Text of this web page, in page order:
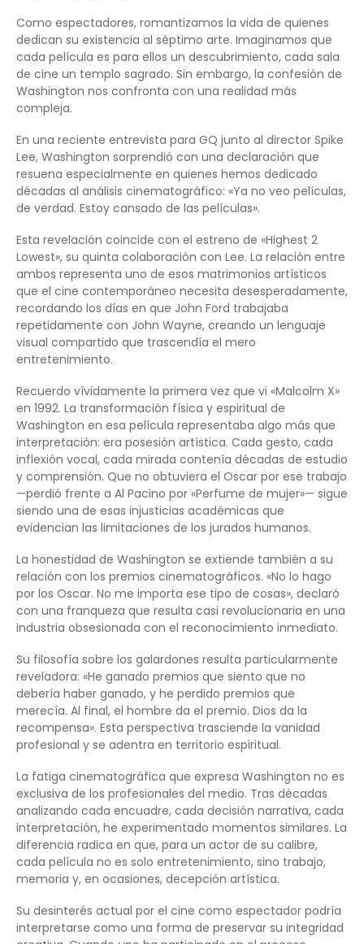
Como espectadores, romantizamos la vida de quienes
dedican su existencia al séptimo arte. Imaginamos que
cada película es para ellos un descubrimiento, cada sala
de cine un templo sagrado. Sin embargo, la confesión de
Washington nos confronta con una realidad más
compleja.
En una reciente entrevista para GQ junto al director Spike
Lee, Washington sorprendió con una declaración que
resuena especialmente en quienes hemos dedicado
décadas al análisis cinematográfico: «Ya no veo películas,
de verdad. Estoy cansado de las películas».
Esta revelación coincide con el estreno de «Highest 2
Lowest», su quinta colaboración con Lee. La relación entre
ambos representa uno de esos matrimonios artísticos
que el cine contemporáneo necesita desesperadamente,
recordando los días en que John Ford trabajaba
repetidamente con John Wayne, creando un lenguaje
visual compartido que trascendía el mero
entretenimiento.
Recuerdo vívidamente la primera vez que vi «Malcolm X»
en 1992. La transformación física y espiritual de
Washington en esa película representaba algo más que
interpretación: era posesión artística. Cada gesto, cada
inflexión vocal, cada mirada contenía décadas de estudio
y comprensión. Que no obtuviera el Oscar por ese trabajo
—perdió frente a Al Pacino por «Perfume de mujer»— sigue
siendo una de esas injusticias académicas que
evidencian las limitaciones de los jurados humanos.
La honestidad de Washington se extiende también a su
relación con los premios cinematográficos. «No lo hago
por los Oscar. No me importa ese tipo de cosas», declaró
con una franqueza que resulta casi revolucionaria en una
industria obsesionada con el reconocimiento inmediato.
Su filosofía sobre los galardones resulta particularmente
reveladora: «He ganado premios que siento que no
debería haber ganado, y he perdido premios que
merecía. Al final, el hombre da el premio. Dios da la
recompensa». Esta perspectiva trasciende la vanidad
profesional y se adentra en territorio espiritual.
La fatiga cinematográfica que expresa Washington no es
exclusiva de los profesionales del medio. Tras décadas
analizando cada encuadre, cada decisión narrativa, cada
interpretación, he experimentado momentos similares. La
diferencia radica en que, para un actor de su calibre,
cada película no es solo entretenimiento, sino trabajo,
memoria y, en ocasiones, decepción artística.
Su desinterés actual por el cine como espectador podría
interpretarse como una forma de preservar su integridad